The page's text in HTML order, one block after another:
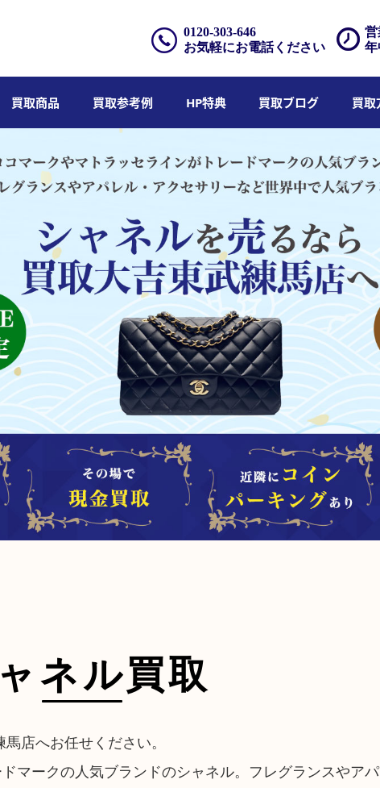
営
年
0120-303-646
お気軽にお電話ください
買取商品 買取参考例 HP特典 買取ブログ 買取
ネル買取
店へお任せください。
マークの人気ブランドのシャネル。フレグランスやア